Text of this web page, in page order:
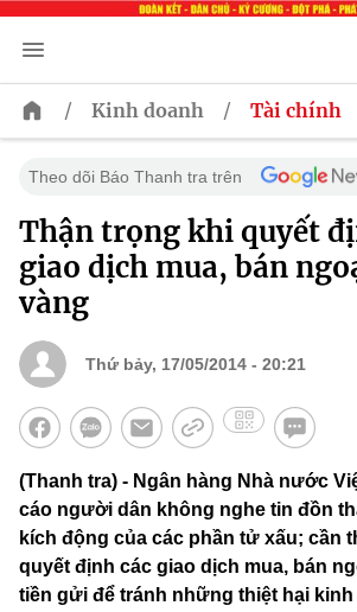
/ Kinh doanh / Tài chính
Theo dõi Báo Thanh tra trên
Thận trọng khi quyết
giao dịch mua, bán
vàng
Thứ bảy, 17/05/2014 - 20:21
(Thanh tra) - Ngân hàng Nhà nước
cáo người dân không nghe tin đồn
kích động của các phần tử xấu; cần
quyết định các giao dịch mua, bán
tiền gửi để tránh những thiệt hại